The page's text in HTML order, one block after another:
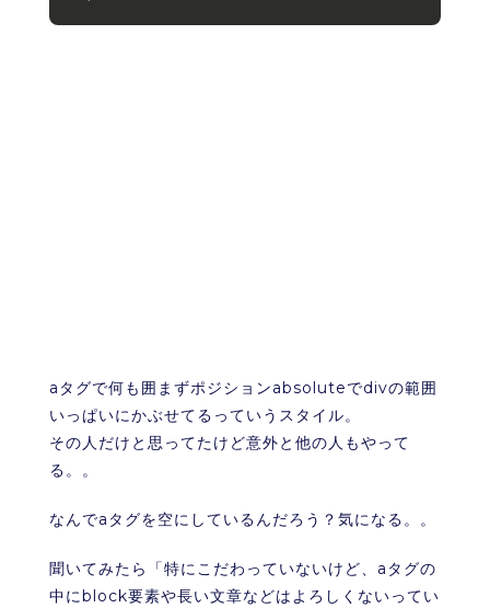
aタグで何も囲まずポジションabsoluteでdivの範囲
いっぱいにかぶせてるっていうスタイル。
その人だけと思ってたけど意外と他の人もやって
る。。
なんでaタグを空にしているんだろう？気になる。。
聞いてみたら「特にこだわっていないけど、aタグの
中にblock要素や長い文章などはよろしくないってい